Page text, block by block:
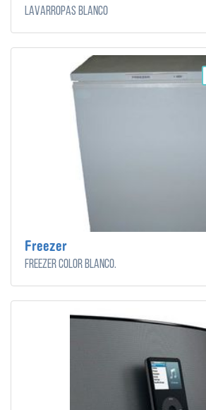
Lavarropas blanco
Freezer
Freezer color blanco.